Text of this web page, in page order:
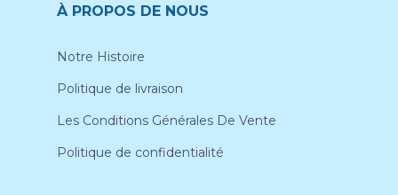
À PROPOS DE NOUS
Notre Histoire
Politique de livraison
Les Conditions Générales De Vente
Politique de confidentialité